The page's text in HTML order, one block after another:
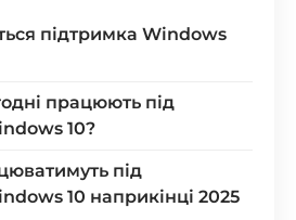
підтримка Windows
працюють під
10?
під
10 наприкінці 2025